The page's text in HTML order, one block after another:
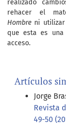
realizado
rehacer el
Hombre ni
que esta es
acceso.
Artículos
Jorge
Revista
49-50